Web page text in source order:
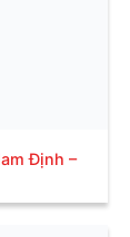
Định –